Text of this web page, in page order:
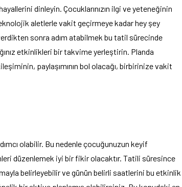
dinleyin. Çocuklarınızın ilgi ve yeteneğinin
aletlerle vakit geçirmeye kadar hey şey
sonra adım atabilmek bu tatil sürecinde
etkinlikleri bir takvime yerleştirin. Planda
paylaşımının bol olacağı, birbirinize vakit
olabilir. Bu nedenle çocuğunuzun keyif
düzenlemek iyi bir fikir olacaktır. Tatili süresince
belirleyebilir ve günün belirli saatlerini bu etkinlik